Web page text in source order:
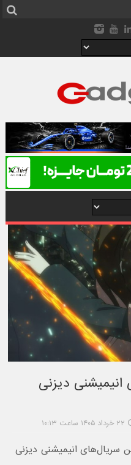
انیمیشنی دیزنی
۲۲ خرداد ۱۴۰۵ ساعت ۱۰:۱۳
سریال‌های انیمیشنی دیزنی